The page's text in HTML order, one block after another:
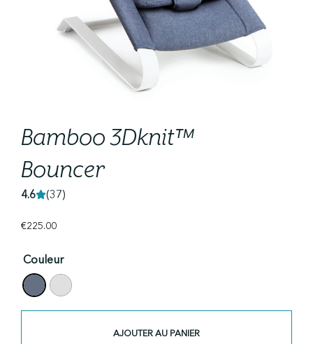
Bamboo 3Dknit™
Bouncer
4.6 (37)
€225.00
Couleur
AJOUTER AU PANIER